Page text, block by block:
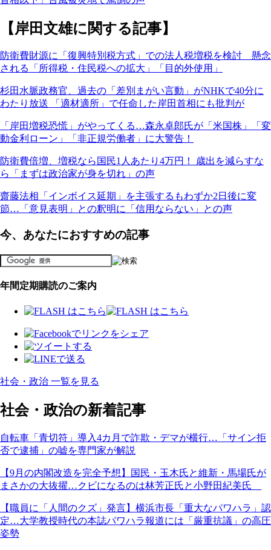
【岸田文雄に関する記事】
防衛費財源に「復興特別税方式」での法人税増税を検討 懸念
される「所得税・住民税への拡大」「目的外使用」
杉田水脈政務官、過去の「差別まがい言動」がNHKで40分に
わたり放送 「適材適所」で任命した岸田首相にも批判が
「岸田増税恐慌」がやってくる…森永卓郎氏が「米国株」「変
動金利ローン」「非正規労働者」に大警告！
防衛費倍増、増税なら国民1人あたり4万円！ 歳出を減らすな
ら「まずは政治家が身を切れ」の声
齋藤法相「インボイス延期」を主張するもわずか2日後に変
節…「意見表明」との釈明に「信用ならない」との声
今、あなたにおすすめの記事
年間定期購読のご案内
社会・政治 一覧を見る
社会・政治の新着記事
自転車「青切符」導入4カ月で詐欺・デマが横行…「サイン拒
否で逮捕」の嘘を専門家が解説
【9月の内閣改造を完全予想】国民・玉木氏と維新・馬場氏が
まさかの大抜擢…クビになるのは林芳正氏と小野田紀美氏
【職員に「人間のクズ」発言】横浜市長「重大なパワハラ」認
定…大学教授時代の本誌パワハラ報道には「厳重抗議」の高圧
姿勢